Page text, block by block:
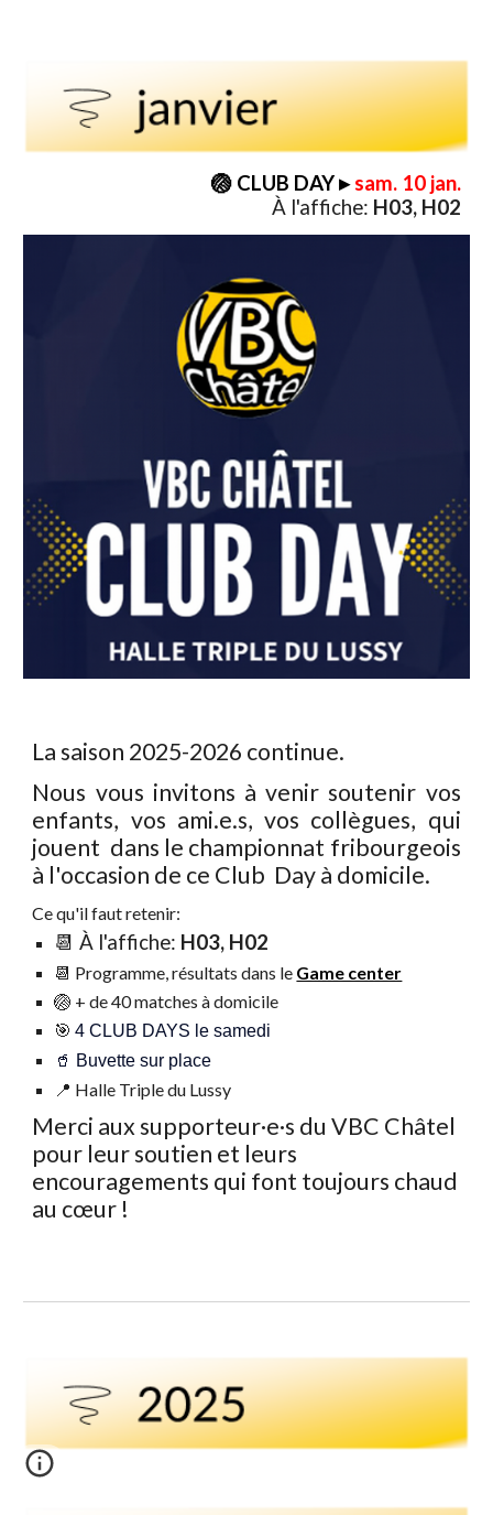
🏐 CLUB DAY▸ sam. 10 jan.
À l'affiche: H03, H02
La saison 2025-2026 continue.
Nous vous invitons à venir soutenir vos
enfants, vos ami.e.s, vos collègues, qui
jouent dans le championnat fribourgeois
à l'occasion de ce Club Day à domicile.
Ce qu'il faut retenir:
📆 À l'affiche: H03, H02
📆 Programme, résultats dans le Game center
🏐 + de 40 matches à domicile
🎯4 CLUB DAYS le samedi
🥤 Buvette sur place
📍 Halle Triple du Lussy
Merci aux supporteur·e·s du VBC Châtel
pour leur soutien et leurs
encouragements qui font toujours chaud
au cœur !